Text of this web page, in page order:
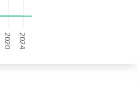
2020 2024